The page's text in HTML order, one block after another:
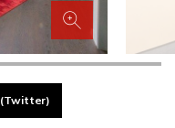
(Twitter)